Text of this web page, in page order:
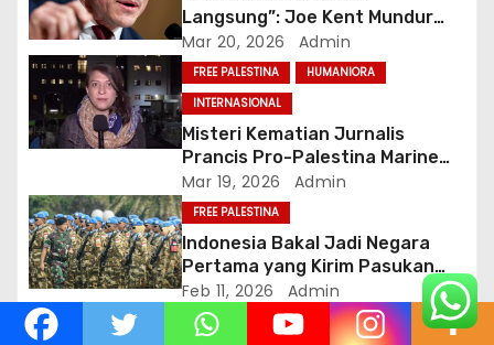
s
Langsung”: Joe Kent Mundur
dan Tuduh Trump Tertekan Lobi
Israel
Mar 20, 2026 Admin
FREE PALESTINA
HUMANIORA
INTERNASIONAL
Misteri Kematian Jurnalis
Prancis Pro-Palestina Marine
Vlahovic saat Investigasi
Genosida Gaza
Mar 19, 2026 Admin
FREE PALESTINA
Indonesia Bakal Jadi Negara
Pertama yang Kirim Pasukan
Asing ke Gaza dalam Misi ISF
Feb 11, 2026 Admin